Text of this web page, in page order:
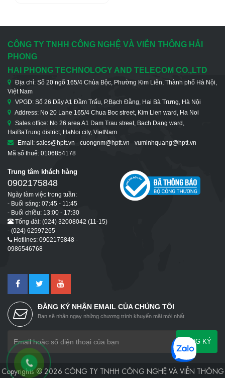
CÔNG TY TNHH CÔNG NGHỆ VÀ VIỄN THÔNG HẢI
PHONG
HAI PHONG TECHNOLOGY AND TELECOM CO.,LTD
Địa chỉ: Số 20 ngõ 165/4 Chùa Bộc, Phường Kim Liên, Thành phố Hà Nội,
Việt Nam
VPGD: Số 26 Dãy A1 Đầm Trấu, P.Bạch Đằng, Hai Bà Trưng, Hà Nội
Address: No 20 Lane 165/4 Chua Boc street, Kim Lien ward, Ha Noi
Sales office: No 26 area A1 Dam Trau street, Bach Dang ward,
HaiBaTrung district, HaNoi city, VietNam
Email: sales@hptt.vn - cuongnm@hptt.vn - vuminhquang@hptt.vn
Mã số thuế: 0106854178
Trung tâm khách hàng
0902175848
Ngày làm việc trong tuần:
- Buổi sáng: 07:45 - 11:45
- Buổi chiều: 13:00 - 17:30
Tổng đài: (024) 32008042 (11-15)
- (024) 62597265
Hotlines: 0902175848 -
0986546768
ĐĂNG KÝ NHẬN EMAIL CỦA CHÚNG TÔI
Bạn sẽ nhận ngay những chương trình khuyến mãi mới nhất
ĐĂNG KÝ
Copyrights © 2026 CÔNG TY TNHH CÔNG NGHỆ VÀ VIỄN THÔNG